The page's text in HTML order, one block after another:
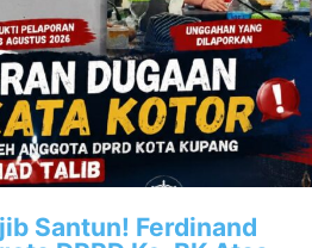
Santun! Ferdinand